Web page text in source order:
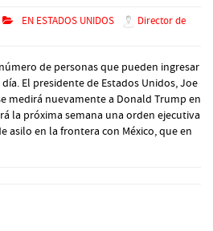
EN ESTADOS UNIDOS
Director de
de personas que pueden ingresar
El presidente de Estados Unidos, Joe
medirá nuevamente a Donald Trump en
la próxima semana una orden ejecutiva
asilo en la frontera con México, que en